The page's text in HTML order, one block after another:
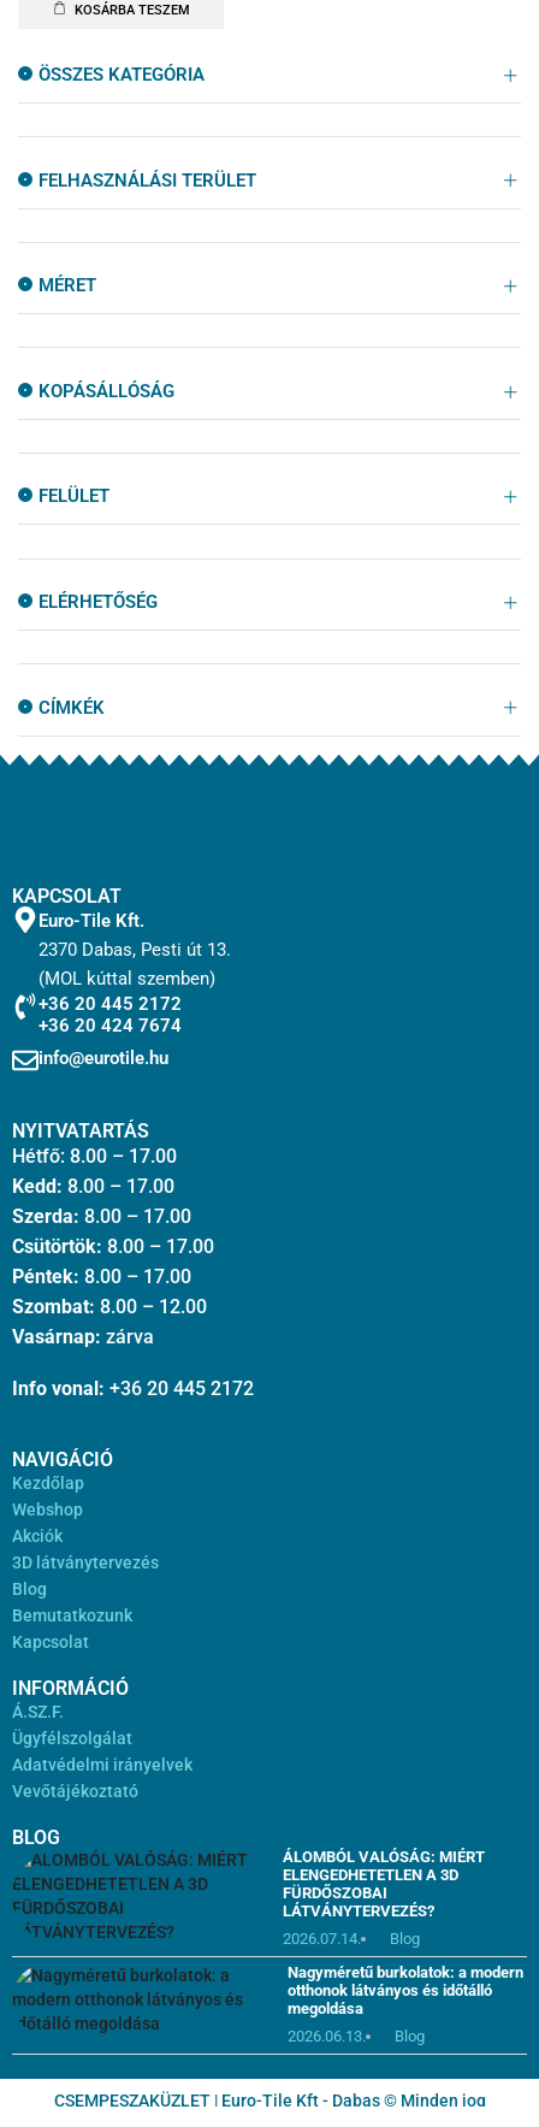
ÖSSZES KATEGÓRIA
FELHASZNÁLÁSI TERÜLET
MÉRET
KOPÁSÁLLÓSÁG
FELÜLET
ELÉRHETŐSÉG
CÍMKÉK
KOSÁRBA TESZEM
KAPCSOLAT
Euro-Tile Kft.
2370 Dabas, Pesti út 13.
(MOL kúttal szemben)
+36 20 445 2172
+36 20 424 7674
info@eurotile.hu
NYITVATARTÁS
Hétfő: 8.00 – 17.00
Kedd: 8.00 – 17.00
Szerda: 8.00 – 17.00
Csütörtök: 8.00 – 17.00
Péntek: 8.00 – 17.00
Szombat: 8.00 – 12.00
Vasárnap: zárva
Info vonal: +36 20 445 2172
NAVIGÁCIÓ
Kezdőlap
Webshop
Akciók
3D látványtervezés
Blog
Bemutatkozunk
Kapcsolat
INFORMÁCIÓ
Á.SZ.F.
Ügyfélszolgálat
Adatvédelmi irányelvek
Vevőtájékoztató
BLOG
ÁLOMBÓL VALÓSÁG: MIÉRT
ELENGEDHETETLEN A 3D
FÜRDŐSZOBAI
LÁTVÁNYTERVEZÉS?
2026.07.14.
Blog
Nagyméretű burkolatok: a modern
otthonok látványos és időtálló
megoldása
2026.06.13.
Blog
CSEMPESZAKÜZLET | Euro-Tile Kft - Dabas © Minden jog